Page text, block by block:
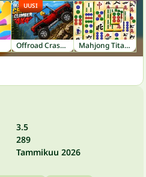
Offroad Crash Climber 4X4
UUSI
Mahjong Titans
3.5
289
Tammikuu 2026